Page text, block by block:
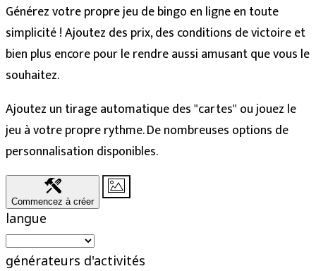
Générez votre propre jeu de bingo en ligne en toute
simplicité ! Ajoutez des prix, des conditions de victoire et
bien plus encore pour le rendre aussi amusant que vous le
souhaitez.
Ajoutez un tirage automatique des "cartes" ou jouez le
jeu à votre propre rythme. De nombreuses options de
personnalisation disponibles.
Commencez à créer
langue
générateurs d'activités